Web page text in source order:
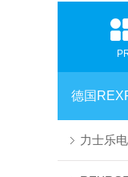
德国
力士乐